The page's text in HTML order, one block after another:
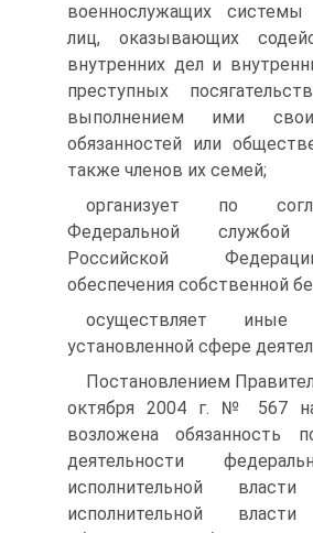
военнослужащих системы
лиц, оказывающих
внутренних дел и
преступных
выполнением ими
обязанностей или
также членов их семей;
организует по
Федеральной службой
Российской
обеспечения собственной
осуществляет
установленной сфере
Постановлением
октября 2004 г. № 567
возложена обязанность
деятельности
исполнительной
исполнительной